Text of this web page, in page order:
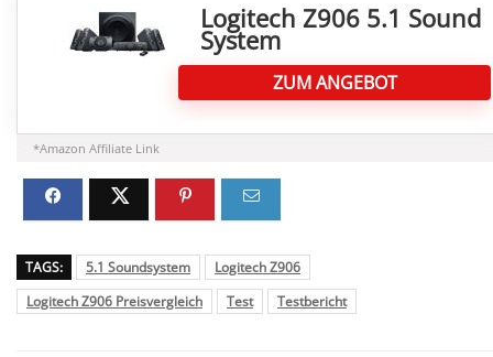
Logitech Z906 5.1 Sound
System
ZUM ANGEBOT
*Amazon Affiliate Link
TAGS: 5.1 Soundsystem
Logitech Z906
Logitech Z906 Preisvergleich
Test Testbericht